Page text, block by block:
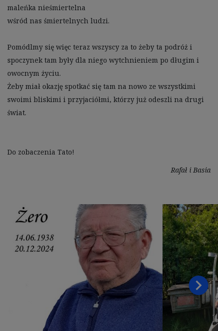
maleńka nieśmiertelna
wśród nas śmiertelnych ludzi.
Pomódlmy się więc teraz wszyscy za to żeby ta podróż i
spoczynek tam były dla niego wytchnieniem po długim i
owocnym życiu.
Żeby miał okazję spotkać się tam na nowo ze wszystkimi
swoimi bliskimi i przyjaciółmi, którzy już odeszli na drugi
świat.
Rafał i Basia